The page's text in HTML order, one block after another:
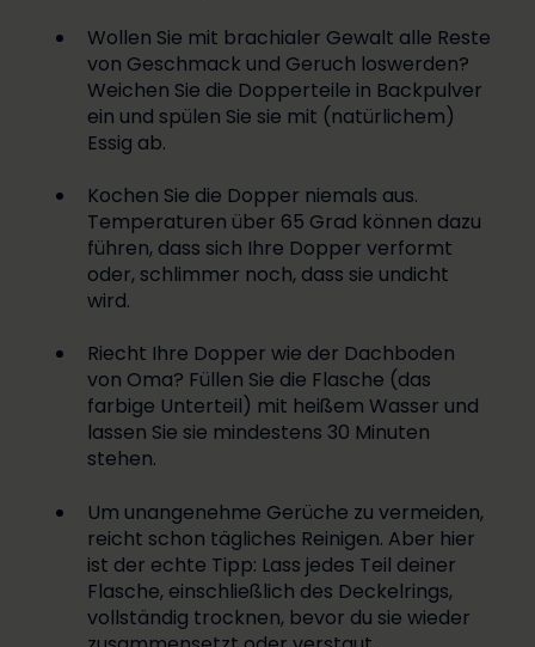
Wollen Sie mit brachialer Gewalt alle Reste
von Geschmack und Geruch loswerden?
Weichen Sie die Dopperteile in Backpulver
ein und spülen Sie sie mit (natürlichem)
Essig ab.
Kochen Sie die Dopper niemals aus.
Temperaturen über 65 Grad können dazu
führen, dass sich Ihre Dopper verformt
oder, schlimmer noch, dass sie undicht
wird.
Riecht Ihre Dopper wie der Dachboden
von Oma? Füllen Sie die Flasche (das
farbige Unterteil) mit heißem Wasser und
lassen Sie sie mindestens 30 Minuten
stehen.
Um unangenehme Gerüche zu vermeiden,
reicht schon tägliches Reinigen. Aber hier
ist der echte Tipp: Lass jedes Teil deiner
Flasche, einschließlich des Deckelrings,
vollständig trocknen, bevor du sie wieder